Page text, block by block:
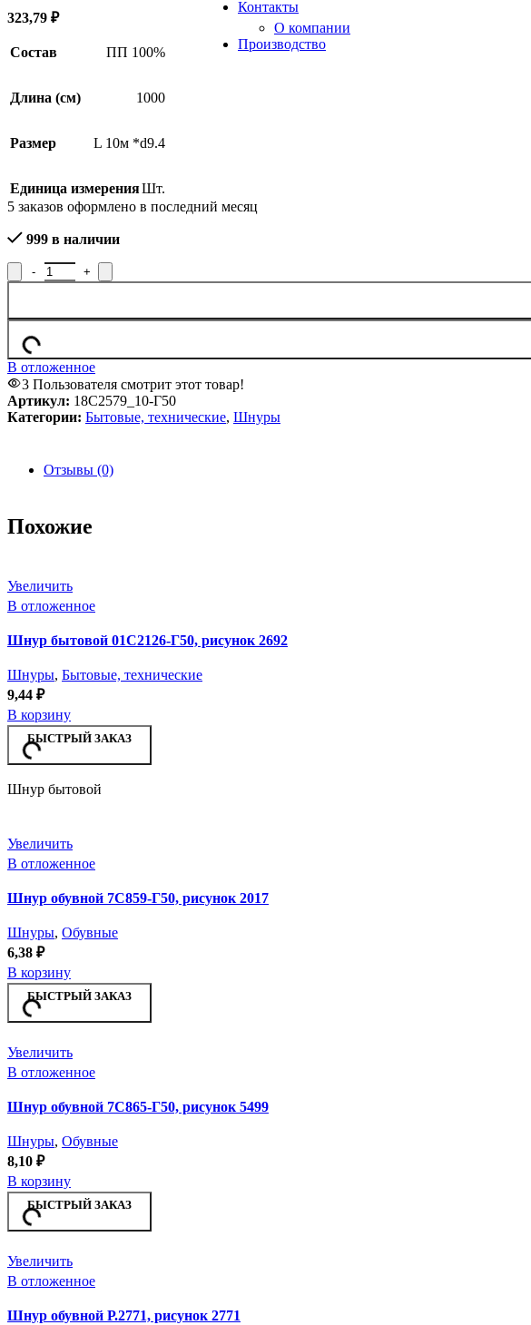
Контакты
О компании
Производство
323,79 ₽
Состав ПП 100%
Длина (см) 1000
Размер L 10м *d9.4
Единица измеренияШт.
5 заказов оформлено в последний месяц
999 в наличии
Количество товара Шнур технический такелажный 18С2579_10-Г50, рисунок 60121-
В отложенное
3 Пользователя смотрит этот товар!
Артикул: 18С2579_10-Г50
Категории: Бытовые, технические, Шнуры
Отзывы (0)
Похожие
Увеличить
В отложенное
Шнур бытовой 01С2126-Г50, рисунок 2692
Шнуры, Бытовые, технические
9,44 ₽
В корзину
БЫСТРЫЙ ЗАКАЗ
Шнур бытовой
Увеличить
В отложенное
Шнур обувной 7С859-Г50, рисунок 2017
Шнуры, Обувные
6,38 ₽
В корзину
БЫСТРЫЙ ЗАКАЗ
Увеличить
В отложенное
Шнур обувной 7С865-Г50, рисунок 5499
Шнуры, Обувные
8,10 ₽
В корзину
БЫСТРЫЙ ЗАКАЗ
Увеличить
В отложенное
Шнур обувной Р.2771, рисунок 2771